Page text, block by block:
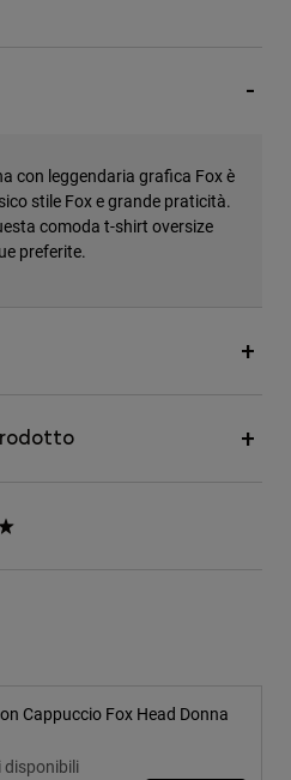
con leggendaria grafica Fox è
stile Fox e grande praticità.
comoda t-shirt oversize
preferite.
Cappuccio Fox Head Donna
disponibili